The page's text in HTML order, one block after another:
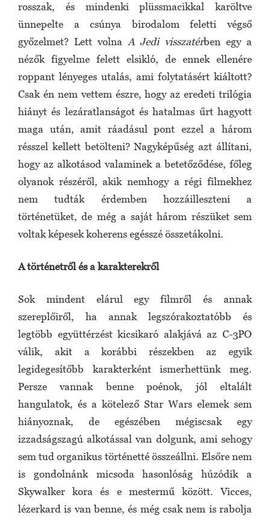
rosszak, és mindenki plüssmacikkal karöltve
ünnepelte a csúnya birodalom feletti végső
győzelmet? Lett volnaA Jedi visszatérben egy a
nézők figyelme felett elsikló, de ennek ellenére
roppant lényeges utalás, ami folytatásért kiáltott?
Csak én nem vettem észre, hogy az eredeti trilógia
hiányt és lezáratlanságot és hatalmas űrt hagyott
maga után, amit ráadásul pont ezzel a három
résszel kellett betölteni? Nagyképűség azt állítani,
hogy az alkotásod valaminek a betetőződése, főleg
olyanok részéről, akik nemhogy a régi filmekhez
nem tudták érdemben hozzáilleszteni a
történetüket, de még a saját három részüket sem
voltak képesek koherens egésszé összetákolni.
A történetről és a karakterekről
Sok mindent elárul egy filmről és annak
szereplőiről, ha annak legszórakoztatóbb és
legtöbb együttérzést kicsikaró alakjává az C-3PO
válik, akit a korábbi részekben az egyik
legidegesítőbb karakterként ismerhettünk meg.
Persze vannak benne poénok, jól eltalált
hangulatok, és a kötelező Star Wars elemek sem
hiányoznak, de egészében mégiscsak egy
izzadságszagú alkotással van dolgunk, ami sehogy
sem tud organikus történetté összeállni. Elsőre nem
is gondolnánk micsoda hasonlóság húzódik a
Skywalker kora és e mestermű között. Vicces,
lézerkard is van benne, és még csak nem is rabolja